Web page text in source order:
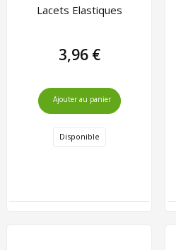
Lacets Elastiques
3,96 €
Ajouter au panier
Disponible